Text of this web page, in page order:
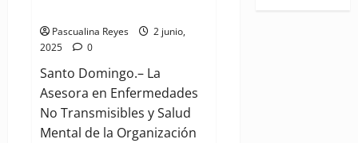
Pascualina Reyes
2 junio,
2025
0
Santo Domingo.– La
Asesora en Enfermedades
No Transmisibles y Salud
Mental de la Organización